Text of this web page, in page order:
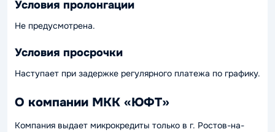
Условия пролонгации
Не предусмотрена.
Условия просрочки
Наступает при задержке регулярного платежа по графику.
О компании МКК «ЮФТ»
Компания выдает микрокредиты только в г. Ростов-на-